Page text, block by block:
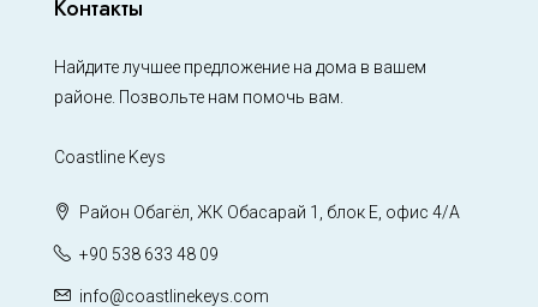
Контакты
Найдите лучшее предложение на дома в вашем
районе. Позвольте нам помочь вам.
Coastline Keys
Район Обагёл, ЖК Обасарай 1, блок Е, офис 4/А
+90 538 633 48 09
info@coastlinekeys.com